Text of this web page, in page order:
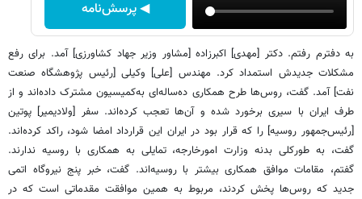
◀ پرسش‌نامه
به دفترم رفتم. دکتر [مهدی] اکبرزاده [مشاور وزیر جهاد کشاورزی] آمد. برای رفع
مشکلات جدیدش استمداد کرد. مهندس [علی] وکیلی [رئیس پژوهشگاه صنعت
نفت] آمد. گفت، روس‌ها طرح همکاری ده‌ساله‌ای به‌کمیسیون مشترک داده‌اند و از
طرف ایران با سیری برخورد شده و آن‌ها تعجب کرده‌اند. سفر [ولادیمیر] پوتین
[رئیس‌جمهور روسیه] را که قرار بود در ایران این قرارداد امضا شود، راکد کرده‌اند.
گفت، به طورکلی بدنه وزارت امورخارجه، تمایلی به همکاری با روسیه ندارند.
گفتم، مقامات موافق همکاری بیشتر با روسیه‌اند. گفت، خبر پنج نیروگاه اتمی
جدید که روس‌ها پخش کردند، مربوط به همین موافقت مقدماتی است‌ که در